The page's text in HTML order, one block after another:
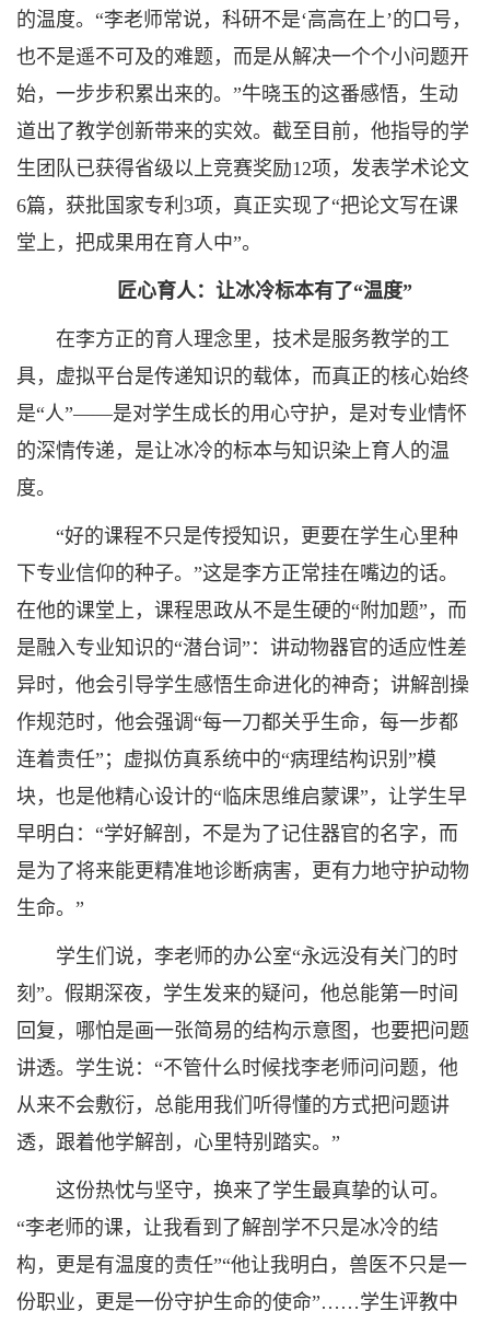
的温度。“李老师常说，科研不是‘高高在上’的口号，
也不是遥不可及的难题，而是从解决一个个小问题开
始，一步步积累出来的。”牛晓玉的这番感悟，生动
道出了教学创新带来的实效。截至目前，他指导的学
生团队已获得省级以上竞赛奖励12项，发表学术论文
6篇，获批国家专利3项，真正实现了“把论文写在课
堂上，把成果用在育人中”。
匠心育人：让冰冷标本有了“温度”
在李方正的育人理念里，技术是服务教学的工
具，虚拟平台是传递知识的载体，而真正的核心始终
是“人”——是对学生成长的用心守护，是对专业情怀
的深情传递，是让冰冷的标本与知识染上育人的温
度。
“好的课程不只是传授知识，更要在学生心里种
下专业信仰的种子。”这是李方正常挂在嘴边的话。
在他的课堂上，课程思政从不是生硬的“附加题”，而
是融入专业知识的“潜台词”：讲动物器官的适应性差
异时，他会引导学生感悟生命进化的神奇；讲解剖操
作规范时，他会强调“每一刀都关乎生命，每一步都
连着责任”；虚拟仿真系统中的“病理结构识别”模
块，也是他精心设计的“临床思维启蒙课”，让学生早
早明白：“学好解剖，不是为了记住器官的名字，而
是为了将来能更精准地诊断病害，更有力地守护动物
生命。”
学生们说，李老师的办公室“永远没有关门的时
刻”。假期深夜，学生发来的疑问，他总能第一时间
回复，哪怕是画一张简易的结构示意图，也要把问题
讲透。学生说：“不管什么时候找李老师问问题，他
从来不会敷衍，总能用我们听得懂的方式把问题讲
透，跟着他学解剖，心里特别踏实。”
这份热忱与坚守，换来了学生最真挚的认可。
“李老师的课，让我看到了解剖学不只是冰冷的结
构，更是有温度的责任”“他让我明白，兽医不只是一
份职业，更是一份守护生命的使命”……学生评教中